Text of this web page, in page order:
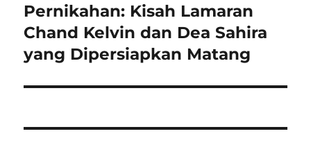
post:
Pernikahan: Kisah Lamaran
Chand Kelvin dan Dea Sahira
yang Dipersiapkan Matang